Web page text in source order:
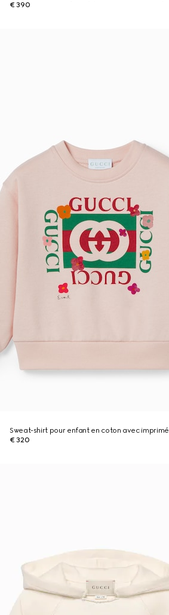
€ 390
Sweat-shirt pour enfant en coton avec imprimé
€ 320